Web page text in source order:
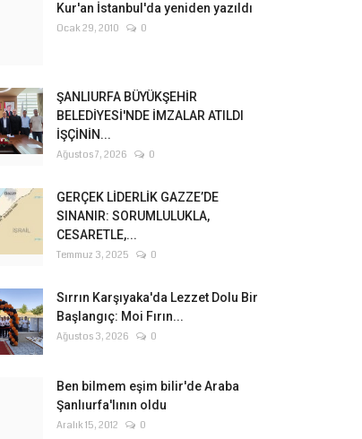
Kur'an İstanbul'da yeniden yazıldı
Ocak 29, 2010 0
ŞANLIURFA BÜYÜKŞEHİR
BELEDİYESİ'NDE İMZALAR ATILDI
İŞÇİNİN...
Ağustos 7, 2026 0
GERÇEK LİDERLİK GAZZE’DE
SINANIR: SORUMLULUKLA,
CESARETLE,...
Temmuz 3, 2025 0
Sırrın Karşıyaka'da Lezzet Dolu Bir
Başlangıç: Moi Fırın...
Ağustos 3, 2026 0
Ben bilmem eşim bilir'de Araba
Şanlıurfa'lının oldu
Aralık 15, 2012 0